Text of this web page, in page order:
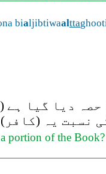
bialjibtiwaaltta
دیا گیا
نسبت یہ
of the